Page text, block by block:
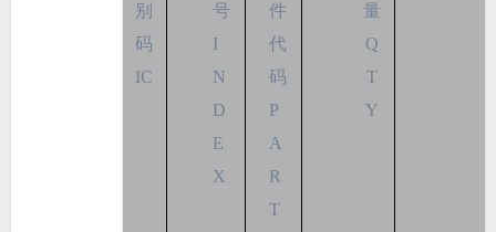
别
码
IC
号
I
N
D
E
X
件
代
码
P
A
R
T
量
Q
T
Y